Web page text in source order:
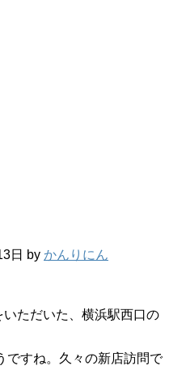
日 by かんりにん
ただいた、横浜駅西口の
ですね。久々の新店訪問で